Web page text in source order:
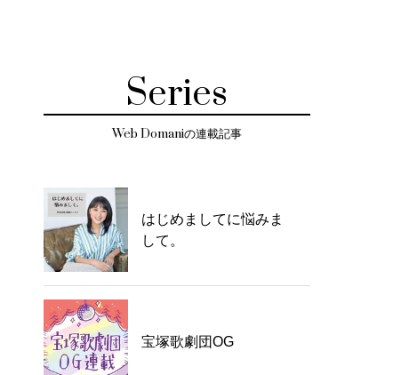
Series
Web Domaniの連載記事
はじめましてに悩みま
して。
宝塚歌劇団OG